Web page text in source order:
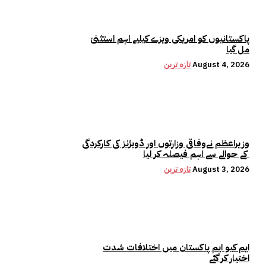
پاکستانیوں کو امریکی ویزے کیلیے اہم استثنیٰ
مل گیا
تازہ ترینAugust 4, 2026
وزیراعظم نےوفاقی وزارتوں اور ڈویژنز کی کارکردگی
کے حوالے سے اہم فیصلہ کر لیا
تازہ ترینAugust 3, 2026
ایم کیو ایم پاکستان میں اختلافات شدت
اختیار کر گئے